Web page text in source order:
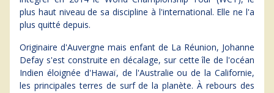
plus haut niveau de sa discipline à l'international. Elle ne l'a
plus quitté depuis.
Originaire d'Auvergne mais enfant de La Réunion, Johanne
Defay s'est construite en décalage, sur cette île de l'océan
Indien éloignée d'Hawaï, de l'Australie ou de la Californie,
les principales terres de surf de la planète. À rebours des